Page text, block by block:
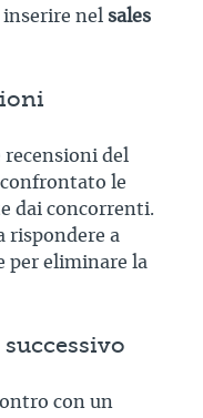
nel sales
del
le
dai concorrenti.
rispondere a
per eliminare la
con un